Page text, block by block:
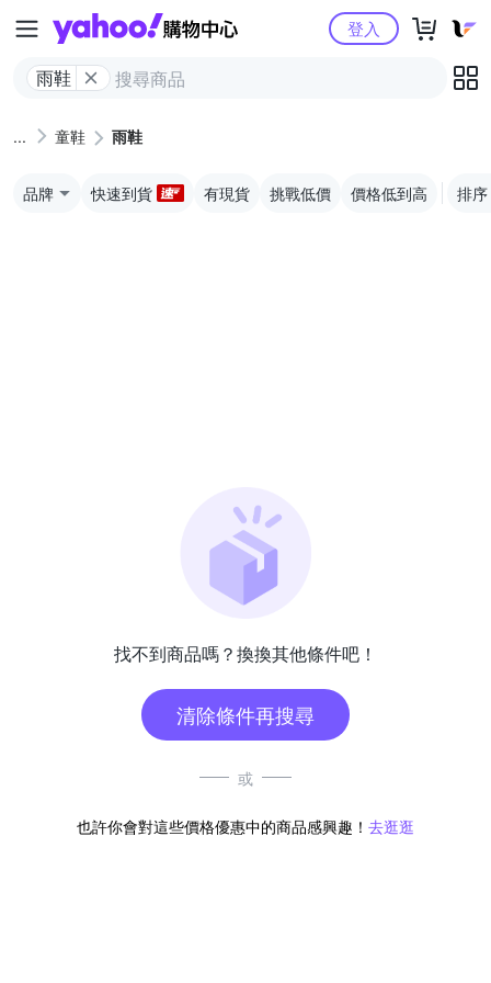
Yahoo購物中心
雨鞋
登入
童鞋 雨鞋
品牌 快速到貨 有現貨 挑戰低價 價格低到高 排序
找不到商品嗎？換換其他條件吧！
清除條件再搜尋
或
也許你會對這些價格優惠中的商品感興趣！ 去逛逛